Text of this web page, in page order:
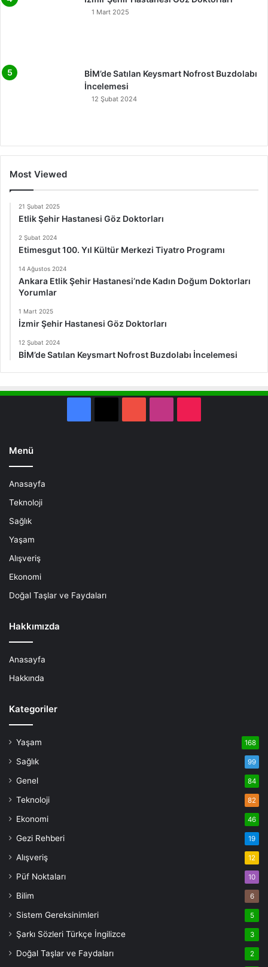
1 Mart 2025
BİM’de Satılan Keysmart Nofrost Buzdolabı
İncelemesi
12 Şubat 2024
Most Viewed
21 Şubat 2025
Etlik Şehir Hastanesi Göz Doktorları
2 Şubat 2024
Etimesgut 100. Yıl Kültür Merkezi Tiyatro Programı
14 Ağustos 2024
Ankara Etlik Şehir Hastanesi’nde Kadın Doğum Doktorları
Yorumlar
1 Mart 2025
İzmir Şehir Hastanesi Göz Doktorları
12 Şubat 2024
BİM’de Satılan Keysmart Nofrost Buzdolabı İncelemesi
Menü
Anasayfa
Teknoloji
Sağlık
Yaşam
Alışveriş
Ekonomi
Doğal Taşlar ve Faydaları
Hakkımızda
Anasayfa
Hakkında
Kategoriler
Yaşam 168
Sağlık 99
Genel 84
Teknoloji 82
Ekonomi 46
Gezi Rehberi 19
Alışveriş 12
Püf Noktaları 10
Bilim 6
Sistem Gereksinimleri 5
Şarkı Sözleri Türkçe İngilizce 3
Doğal Taşlar ve Faydaları 2